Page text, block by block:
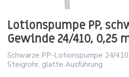
Lotionspumpe PP,
Gewinde 24/410, 0,25
Schwarze PP-Lotionspumpe 24/
Steigrohr, glatte Ausführung